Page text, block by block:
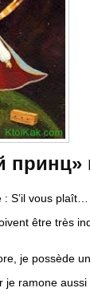
принц»
: S’il vous
être très
je possède
je ramone aussi